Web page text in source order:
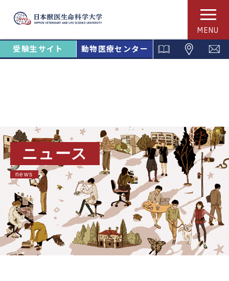
MENU
受験生サイト 動物医療センター
ニュース
news